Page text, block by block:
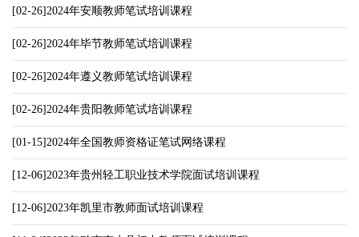
[02-26]2024年安顺教师笔试培训课程
[02-26]2024年毕节教师笔试培训课程
[02-26]2024年遵义教师笔试培训课程
[02-26]2024年贵阳教师笔试培训课程
[01-15]2024年全国教师资格证笔试网络课程
[12-06]2023年贵州轻工职业技术学院面试培训课程
[12-06]2023年凯里市教师面试培训课程